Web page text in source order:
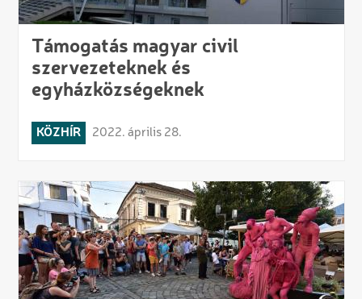
Támogatás magyar civil
szervezeteknek és
egyházközségeknek
KÖZHÍR 2022. április 28.